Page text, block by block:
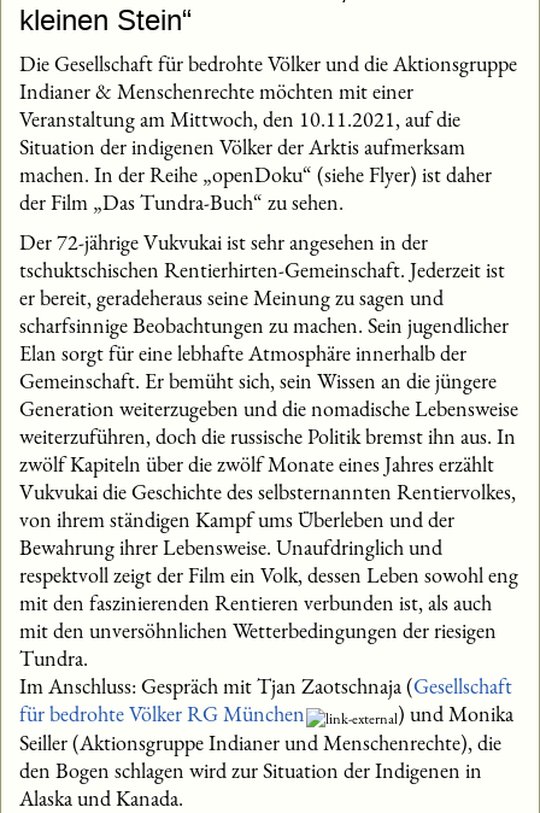
kleinen Stein“
Die Gesellschaft für bedrohte Völker und die Aktionsgruppe
Indianer & Menschenrechte möchten mit einer
Veranstaltung am Mittwoch, den 10.11.2021, auf die
Situation der indigenen Völker der Arktis aufmerksam
machen. In der Reihe „openDoku“ (siehe Flyer) ist daher
der Film „Das Tundra-Buch“ zu sehen.
Der 72-jährige Vukvukai ist sehr angesehen in der
tschuktschischen Rentierhirten-Gemeinschaft. Jederzeit ist
er bereit, geradeheraus seine Meinung zu sagen und
scharfsinnige Beobachtungen zu machen. Sein jugendlicher
Elan sorgt für eine lebhafte Atmosphäre innerhalb der
Gemeinschaft. Er bemüht sich, sein Wissen an die jüngere
Generation weiterzugeben und die nomadische Lebensweise
weiterzuführen, doch die russische Politik bremst ihn aus. In
zwölf Kapiteln über die zwölf Monate eines Jahres erzählt
Vukvukai die Geschichte des selbsternannten Rentiervolkes,
von ihrem ständigen Kampf ums Überleben und der
Bewahrung ihrer Lebensweise. Unaufdringlich und
respektvoll zeigt der Film ein Volk, dessen Leben sowohl eng
mit den faszinierenden Rentieren verbunden ist, als auch
mit den unversöhnlichen Wetterbedingungen der riesigen
Tundra.
Im Anschluss: Gespräch mit Tjan Zaotschnaja (Gesellschaft
für bedrohte Völker RG München
) und Monika
Seiller (Aktionsgruppe Indianer und Menschenrechte), die
den Bogen schlagen wird zur Situation der Indigenen in
Alaska und Kanada.